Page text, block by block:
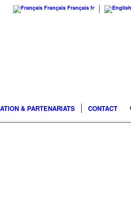
Français Français fr
& PARTENARIATS CONTACT